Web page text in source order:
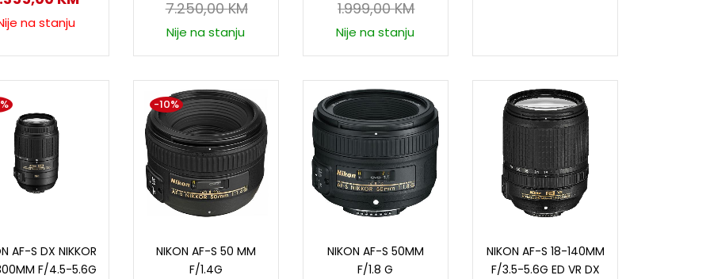
na stanju
7.250,00KM
Nije na stanju
1.999,00KM
Nije na stanju
AF-S DX NIKKOR
F/4.5-5.6G
NIKON AF-S 50 MM
F/1.4G
-10%
NIKON AF-S 50MM
F/1.8 G
NIKON AF-S 18-140MM
F/3.5-5.6G ED VR DX